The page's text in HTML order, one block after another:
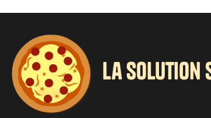
la solution